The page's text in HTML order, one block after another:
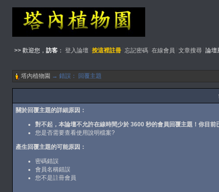
>> 歡迎您， 訪客： 登入論壇 按這裡註冊 忘記密碼 在線會員 文章搜尋 論壇
塔內植物園 → 錯誤： 回覆主題
關於回覆主題的詳細原因：
對不起，本論壇不允許在線時間少於 3600 秒的會員回覆主題！你目前
您是否需要查看使用說明檔案?
產生回覆主題的可能原因：
密碼錯誤
會員名稱錯誤
您不是註冊會員